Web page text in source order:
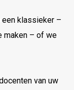
klassieker –
maken – of we
van uw